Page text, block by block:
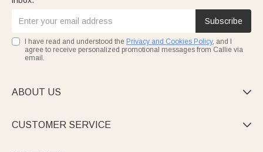
Subscribe
I have read and understood the Privacy and Cookies Policy, and I
agree to receive personalized promotional messages from Callie via
email.
ABOUT US 
CUSTOMER SERVICE 